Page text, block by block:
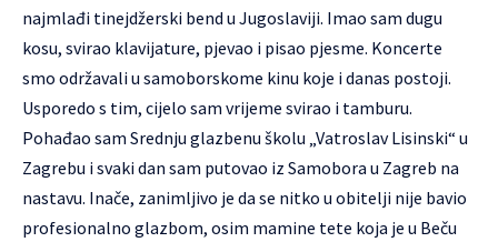
najmlađi tinejdžerski bend u Jugoslaviji. Imao sam dugu
kosu, svirao klavijature, pjevao i pisao pjesme. Koncerte
smo održavali u samoborskome kinu koje i danas postoji.
Usporedo s tim, cijelo sam vrijeme svirao i tamburu.
Pohađao sam Srednju glazbenu školu „Vatroslav Lisinski“ u
Zagrebu i svaki dan sam putovao iz Samobora u Zagreb na
nastavu. Inače, zanimljivo je da se nitko u obitelji nije bavio
profesionalno glazbom, osim mamine tete koja je u Beču